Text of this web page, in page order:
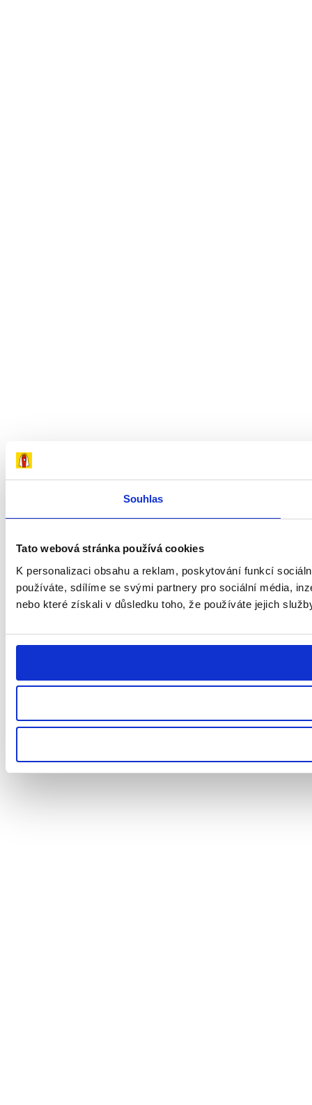
Souhlas
Tato webová stránka používá cookies
K personalizaci obsahu a reklam, poskytování funkcí
používáte, sdílíme se svými partnery pro sociální média,
nebo které získali v důsledku toho, že používáte jejich